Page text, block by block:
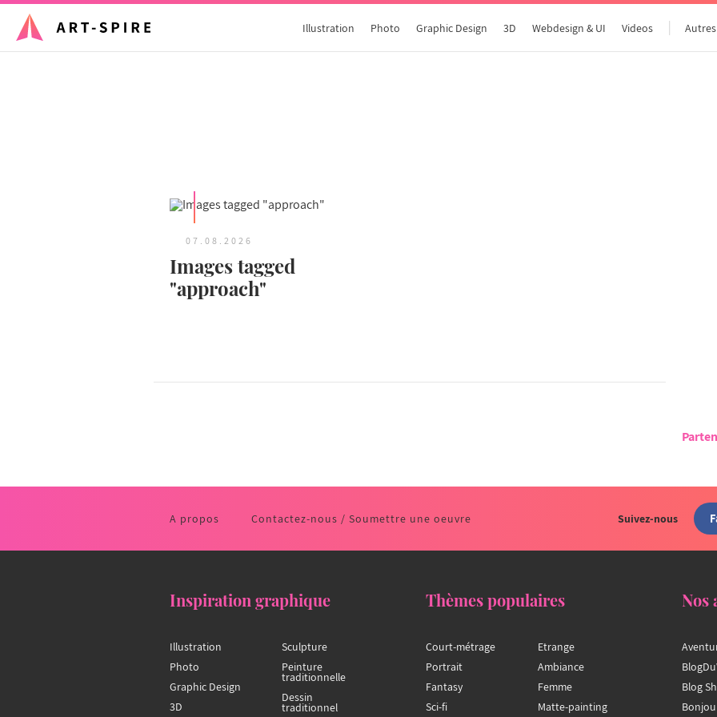
Illustration Photo Graphic Design 3D Webdesign & UI Videos Autres
07.08.2026
Images tagged
"approach"
A propos Contactez-nous / Soumettre une oeuvre Suivez-nous
Inspiration graphique
Illustration
Photo
Graphic Design
3D
Sculpture
Peinture
traditionnelle
Dessin
traditionnel
Thèmes populaires
Court-métrage
Portrait
Fantasy
Sci-fi
Etrange
Ambiance
Femme
Matte-painting
Nos
Blog